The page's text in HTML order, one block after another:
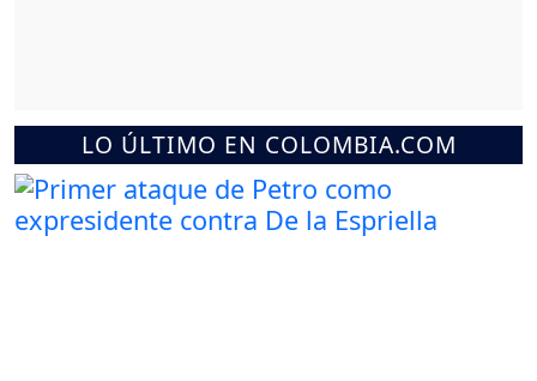
LO ÚLTIMO EN COLOMBIA.COM